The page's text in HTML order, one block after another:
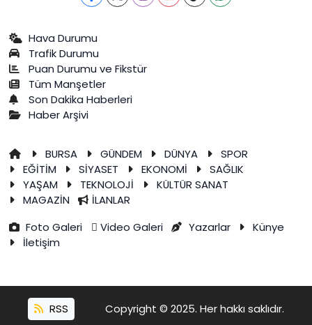
Hava Durumu
Trafik Durumu
Puan Durumu ve Fikstür
Tüm Manşetler
Son Dakika Haberleri
Haber Arşivi
BURSA GÜNDEM DÜNYA
SPOR
EĞİTİM
SİYASET EKONOMİ
SAĞLIK
YAŞAM
TEKNOLOJİ
KÜLTÜR SANAT
MAGAZİN
İLANLAR
Foto Galeri
Video Galeri Yazarlar
Künye
İletişim
RSS Copyright © 2025. Her hakkı saklıdır.